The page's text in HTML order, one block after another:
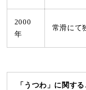
2000
年
常滑にて
「うつわ」に関す